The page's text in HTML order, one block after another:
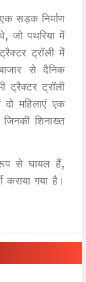
सड़क निर्माण
जो पथरिया में
ट्रॉली में
से दैनिक
ट्रॉली
महिलाएं एक
शिनाख्त
रूप से घायल हैं,
कराया गया है।